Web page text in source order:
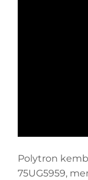
Polytron
75UG5959,